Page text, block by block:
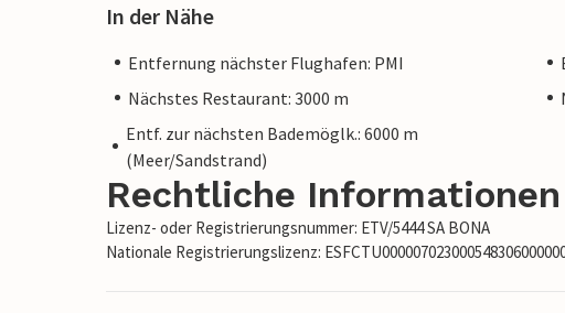
In der Nähe
Entfernung nächster Flughafen: PMI
Nächstes Restaurant: 3000 m
Entf. zur nächsten Bademöglk.: 6000 m
(Meer/Sandstrand)
Rechtliche Informationen
Lizenz- oder Registrierungsnummer: ETV/5444 SA BONA
Nationale Registrierungslizenz: